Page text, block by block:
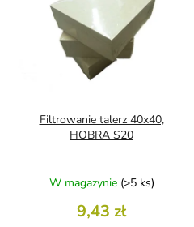
Filtrowanie talerz 40x40,
HOBRA S20
W magazynie (>5 ks)
9,43 zł